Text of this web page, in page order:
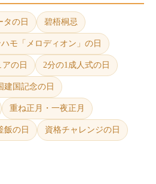
タの日 碧梧桐忌
モ「メロディオン」の日
の日 2分の1成人式の日
建国記念の日
重ね正月・一夜正月
飯の日 資格チャレンジの日